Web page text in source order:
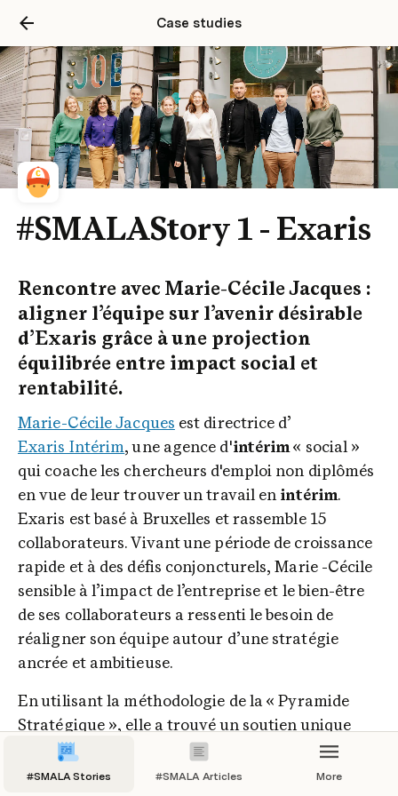
Case studies
#SMALAStory 1 - Exaris
Rencontre avec Marie-Cécile Jacques :
aligner l’équipe sur l’avenir désirable
d’Exaris grâce à une projection
équilibrée entre impact social et
rentabilité.
Marie-Cécile Jacques est directrice d’
Exaris Intérim, une agence d'intérim « social »
qui coache les chercheurs d'emploi non diplômés
en vue de leur trouver un travail en intérim.
Exaris est basé à Bruxelles et rassemble 15
collaborateurs. Vivant une période de croissance
rapide et à des défis conjoncturels, Marie -Cécile
sensible à l’impact de l’entreprise et le bien-être
de ses collaborateurs a ressenti le besoin de
réaligner son équipe autour d’une stratégie
ancrée et ambitieuse.
En utilisant la méthodologie de la « Pyramide
Stratégique », elle a trouvé un soutien unique
pour recentrer son entreprise sur sa raison
d’être, tout en intégrant des objectifs concrets et
#SMALA Stories #SMALA Articles More